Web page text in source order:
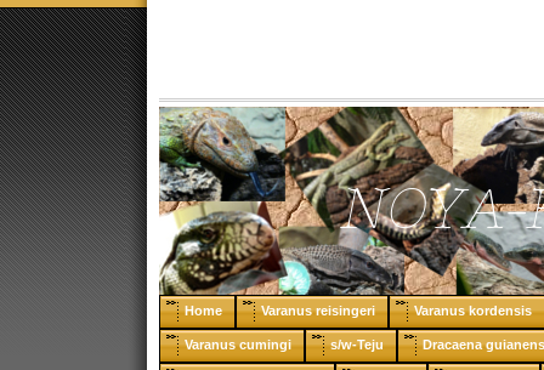
Home Varanus reisingeri Varanus kordensis
Varanus cumingi s/w-Teju Dracaena